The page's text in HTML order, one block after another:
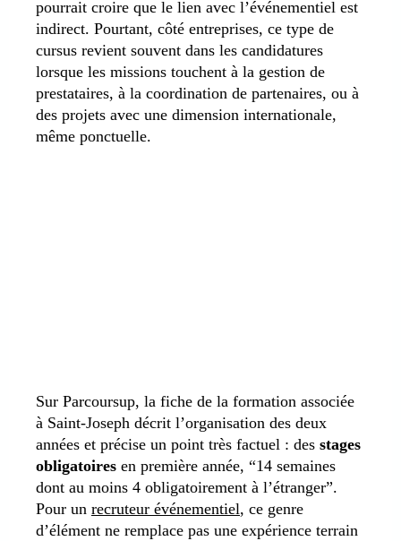
pourrait croire que le lien avec l’événementiel est
indirect. Pourtant, côté entreprises, ce type de
cursus revient souvent dans les candidatures
lorsque les missions touchent à la gestion de
prestataires, à la coordination de partenaires, ou à
des projets avec une dimension internationale,
même ponctuelle.
Sur Parcoursup, la fiche de la formation associée
à Saint-Joseph décrit l’organisation des deux
années et précise un point très factuel : des stages
obligatoires en première année, “14 semaines
dont au moins 4 obligatoirement à l’étranger”.
Pour un recruteur événementiel, ce genre
d’élément ne remplace pas une expérience terrain